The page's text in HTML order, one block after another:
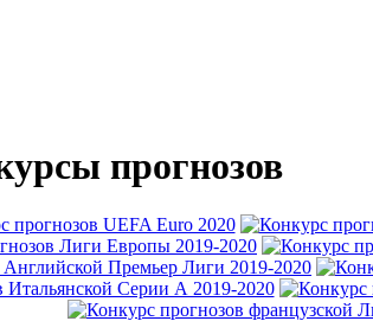
прогнозов